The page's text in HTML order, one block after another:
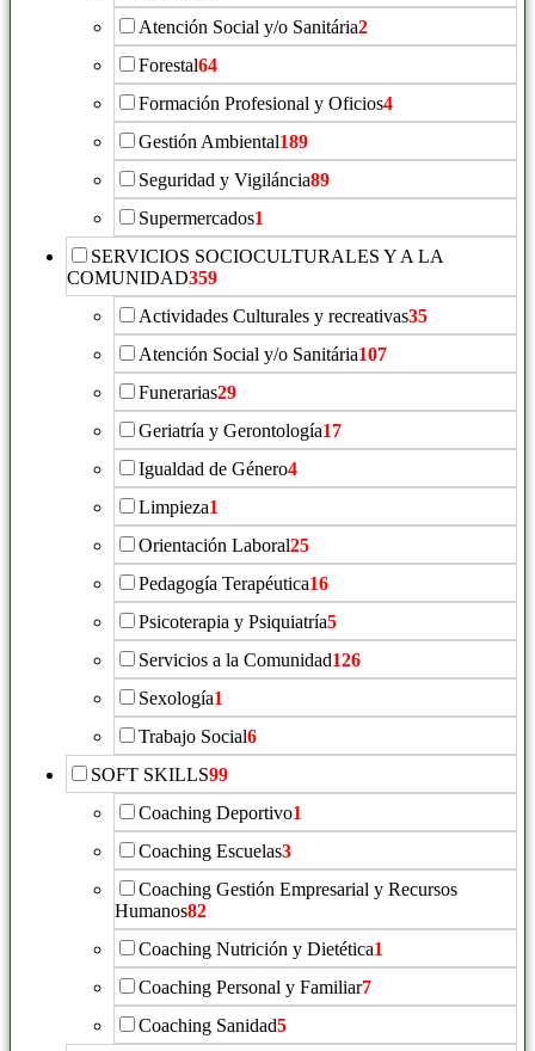
Atención Social y/o Sanitária2
Forestal64
Formación Profesional y Oficios4
Gestión Ambiental189
Seguridad y Vigiláncia89
Supermercados1
SERVICIOS SOCIOCULTURALES Y A LA
COMUNIDAD359
Actividades Culturales y recreativas35
Atención Social y/o Sanitária107
Funerarias29
Geriatría y Gerontología17
Igualdad de Género4
Limpieza1
Orientación Laboral25
Pedagogía Terapéutica16
Psicoterapia y Psiquiatría5
Servicios a la Comunidad126
Sexología1
Trabajo Social6
SOFT SKILLS99
Coaching Deportivo1
Coaching Escuelas3
Coaching Gestión Empresarial y Recursos
Humanos82
Coaching Nutrición y Dietética1
Coaching Personal y Familiar7
Coaching Sanidad5